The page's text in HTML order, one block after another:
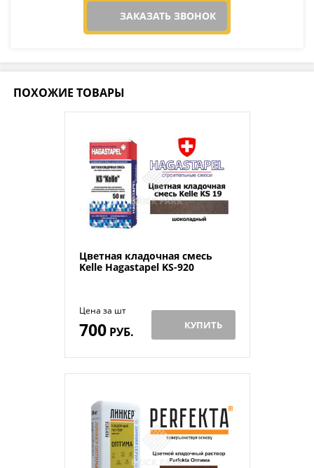
ЗАКАЗАТЬ ЗВОНОК
ПОХОЖИЕ ТОВАРЫ
Цветная кладочная смесь
Kelle Hagastapel KS-920
Цена за шт
700РУБ. КУПИТЬ